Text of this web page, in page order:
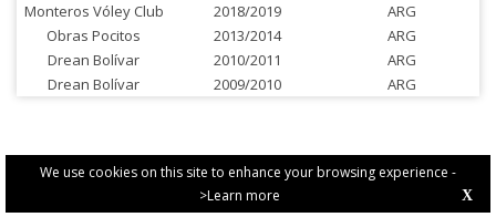
We use cookies on this site to enhance your browsing experience -
>Learn more
X
Monteros Vóley Club
2018/2019
ARG
Obras Pocitos
2013/2014
ARG
Drean Bolívar
2010/2011
ARG
Drean Bolívar
2009/2010 ARG